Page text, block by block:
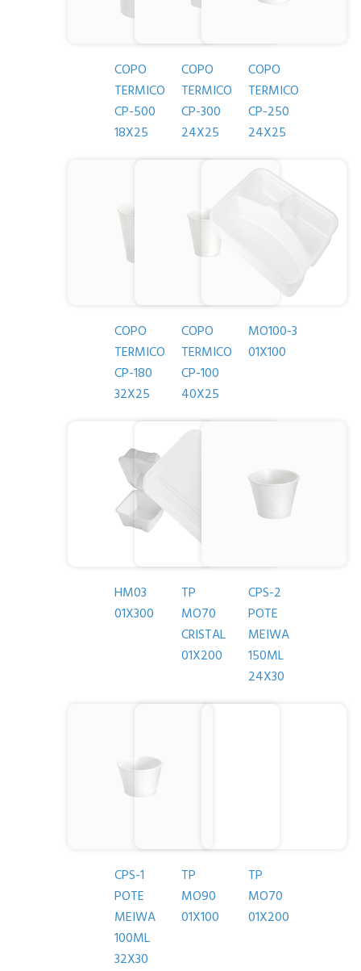
COPO
TERMICO
CP-500
18X25
COPO
TERMICO
CP-300
24X25
COPO
TERMICO
CP-250
24X25
COPO
TERMICO
CP-180
32X25
COPO
TERMICO
CP-100
40X25
MO100-3
01X100
HM03
01X300
TP
MO70
CRISTAL
01X200
CPS-2
POTE
MEIWA
150ML
24X30
CPS-1
POTE
MEIWA
100ML
32X30
TP
MO90
01X100
TP
MO70
01X200